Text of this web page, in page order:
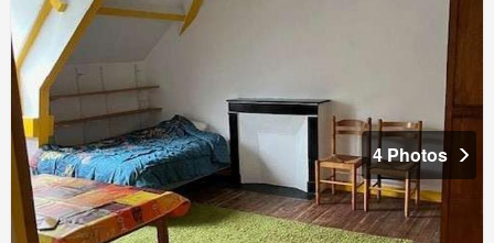
4 Photos